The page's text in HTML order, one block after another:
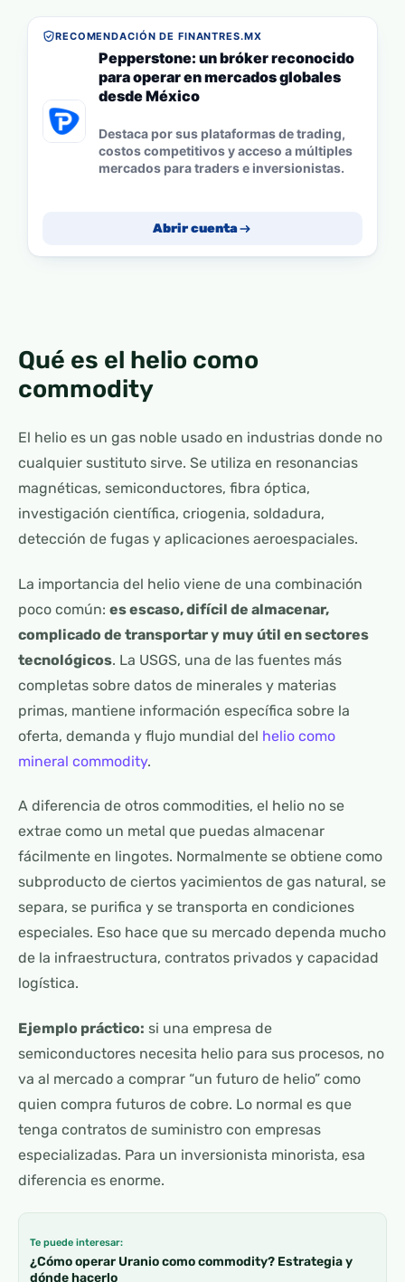
RECOMENDACIÓN DE FINANTRES.MX
Pepperstone: un bróker reconocido
para operar en mercados globales
desde México
Destaca por sus plataformas de trading,
costos competitivos y acceso a múltiples
mercados para traders e inversionistas.
Abrir cuenta
Qué es el helio como
commodity
El helio es un gas noble usado en industrias donde no
cualquier sustituto sirve. Se utiliza en resonancias
magnéticas, semiconductores, fibra óptica,
investigación científica, criogenia, soldadura,
detección de fugas y aplicaciones aeroespaciales.
La importancia del helio viene de una combinación
poco común: es escaso, difícil de almacenar,
complicado de transportar y muy útil en sectores
tecnológicos. La USGS, una de las fuentes más
completas sobre datos de minerales y materias
primas, mantiene información específica sobre la
oferta, demanda y flujo mundial del helio como
mineral commodity.
A diferencia de otros commodities, el helio no se
extrae como un metal que puedas almacenar
fácilmente en lingotes. Normalmente se obtiene como
subproducto de ciertos yacimientos de gas natural, se
separa, se purifica y se transporta en condiciones
especiales. Eso hace que su mercado dependa mucho
de la infraestructura, contratos privados y capacidad
logística.
Ejemplo práctico: si una empresa de
semiconductores necesita helio para sus procesos, no
va al mercado a comprar “un futuro de helio” como
quien compra futuros de cobre. Lo normal es que
tenga contratos de suministro con empresas
especializadas. Para un inversionista minorista, esa
diferencia es enorme.
Te puede interesar:
¿Cómo operar Uranio como commodity? Estrategia y
dónde hacerlo